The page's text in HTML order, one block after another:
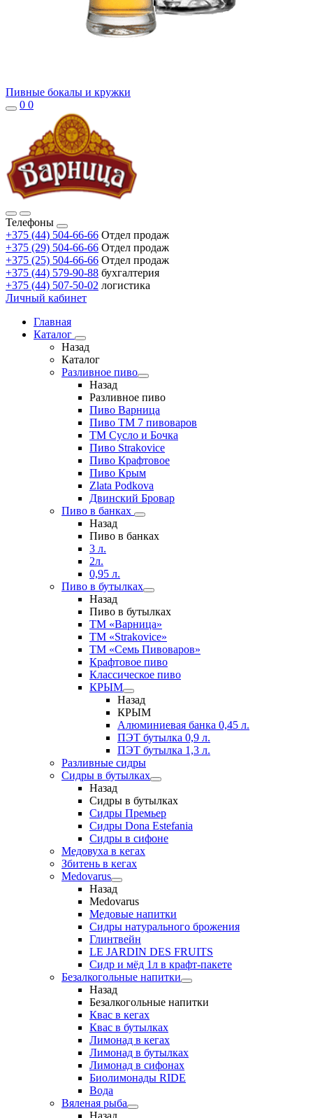
Пивные бокалы и кружки
0 0
Телефоны
+375 (44) 504-66-66 Отдел продаж
+375 (29) 504-66-66 Отдел продаж
+375 (25) 504-66-66 Отдел продаж
+375 (44) 579-90-88 бухгалтерия
+375 (44) 507-50-02 логистика
Личный кабинет
Главная
Каталог
Назад
Каталог
Разливное пиво
Назад
Разливное пиво
Пиво Варница
Пиво ТМ 7 пивоваров
ТМ Сусло и Бочка
Пиво Strakovice
Пиво Крафтовое
Пиво Крым
Zlata Podkova
Двинский Бровар
Пиво в банках
Назад
Пиво в банках
3 л.
2л.
0,95 л.
Пиво в бутылках
Назад
Пиво в бутылках
ТМ «Варница»
ТМ «Strakovice»
ТМ «Семь Пивоваров»
Крафтовое пиво
Классическое пиво
КРЫМ
Назад
КРЫМ
Алюминиевая банка 0,45 л.
ПЭТ бутылка 0,9 л.
ПЭТ бутылка 1,3 л.
Разливные сидры
Сидры в бутылках
Назад
Сидры в бутылках
Сидры Премьер
Сидры Dona Estefania
Сидры в сифоне
Медовуха в кегах
Збитень в кегах
Medovarus
Назад
Medovarus
Медовые напитки
Сидры натурального брожения
Глинтвейн
LE JARDIN DES FRUITS
Сидр и мёд 1л в крафт-пакете
Безалкогольные напитки
Назад
Безалкогольные напитки
Квас в кегах
Квас в бутылках
Лимонад в кегах
Лимонад в бутылках
Лимонад в сифонах
Биолимонады RIDE
Вода
Вяленая рыба
Назад